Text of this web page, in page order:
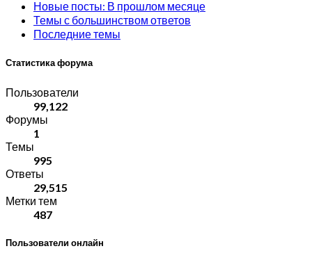
Новые посты: В прошлом месяце
Темы с большинством ответов
Последние темы
Статистика форума
Пользователи
99,122
Форумы
1
Темы
995
Ответы
29,515
Метки тем
487
Пользователи онлайн